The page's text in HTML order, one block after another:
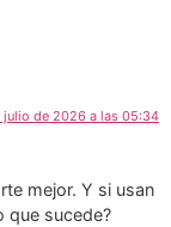
julio de 2026 a las 05:34
mejor. Y si usan
que sucede?